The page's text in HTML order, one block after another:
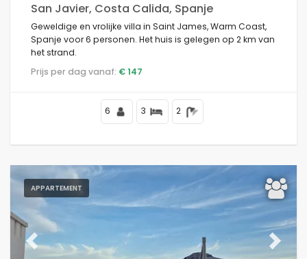
San Javier, Costa Calida, Spanje
Geweldige en vrolijke villa in Saint James, Warm Coast,
Spanje voor 6 personen. Het huis is gelegen op 2 km van
het strand.
Prijs per dag vanaf: € 147
6 3 2
APPARTEMENT
Previous Next